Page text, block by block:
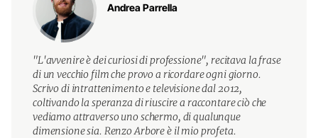
Andrea Parrella
"L'avvenire è dei curiosi di professione", recitava la frase
di un vecchio film che provo a ricordare ogni giorno.
Scrivo di intrattenimento e televisione dal 2012,
coltivando la speranza di riuscire a raccontare ciò che
vediamo attraverso uno schermo, di qualunque
dimensione sia. Renzo Arbore è il mio profeta.